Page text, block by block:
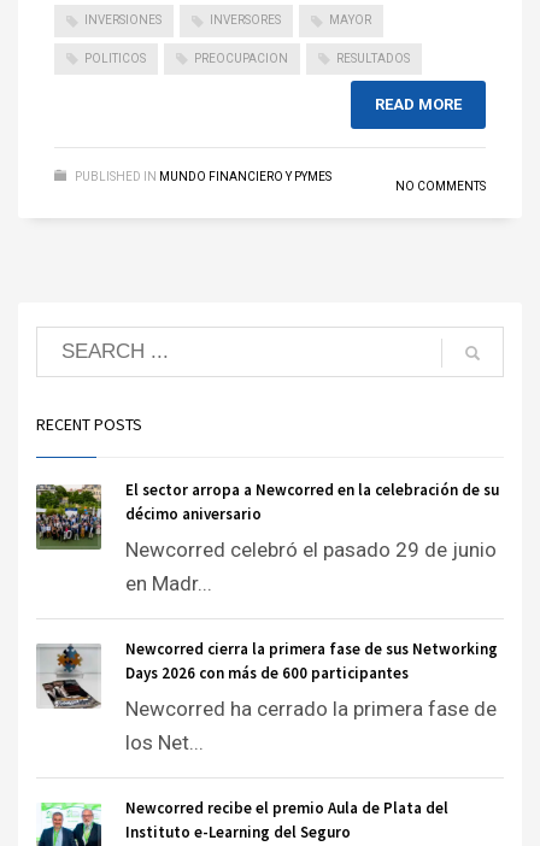
INVERSIONES INVERSORES MAYOR
POLITICOS PREOCUPACION RESULTADOS
READ MORE
PUBLISHED IN MUNDO FINANCIERO Y PYMES
NO COMMENTS
RECENT POSTS
El sector arropa a Newcorred en la celebración de su
décimo aniversario
Newcorred celebró el pasado 29 de junio
en Madr...
Newcorred cierra la primera fase de sus Networking
Days 2026 con más de 600 participantes
Newcorred ha cerrado la primera fase de
los Net...
Newcorred recibe el premio Aula de Plata del
Instituto e-Learning del Seguro